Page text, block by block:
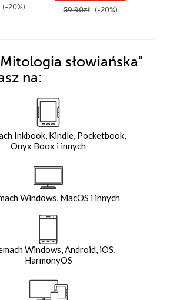
(-20%) 59.90zł (-20%)
słowiańska"
na:
Inkbook, Kindle, Pocketbook,
Onyx Boox i innych
Windows, MacOS i innych
Windows, Android, iOS,
HarmonyOS